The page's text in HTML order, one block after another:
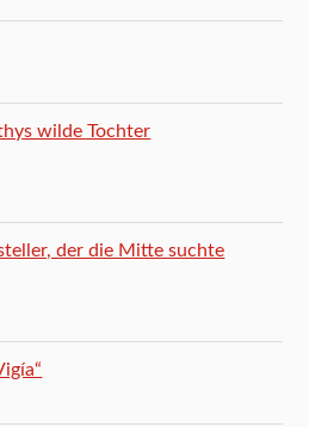
wilde Tochter
der die Mitte suchte